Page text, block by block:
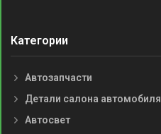
Категории
Автозапчасти
Детали салона автомобиля
Автосвет